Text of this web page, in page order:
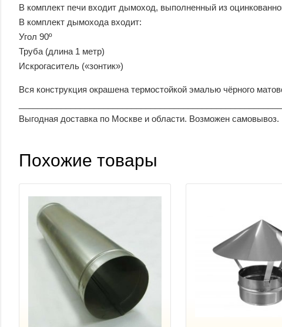
В комплект печи входит дымоход, выполненный из
В комплект дымохода входит:
Угол 90º
Труба (длина 1 метр)
Искрогаситель («зонтик»)
Вся конструкция окрашена термостойкой эмалью чёрного
Выгодная доставка по Москве и области. Возможен самовывоз.
Похожие товары